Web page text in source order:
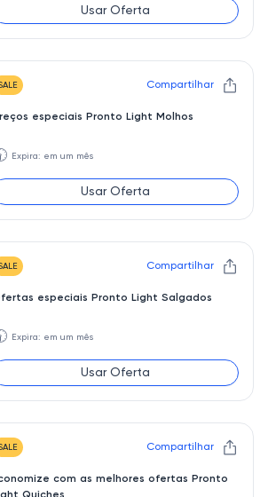
Usar Oferta
Compartilhar
especiais Pronto Light Molhos
Expira: em um mês
Usar Oferta
Compartilhar
especiais Pronto Light Salgados
Expira: em um mês
Usar Oferta
Compartilhar
com as melhores ofertas Pronto